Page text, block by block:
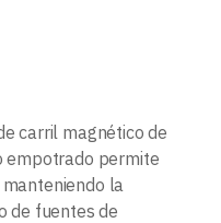
carril magnético de
empotrado permite
la
de fuentes de